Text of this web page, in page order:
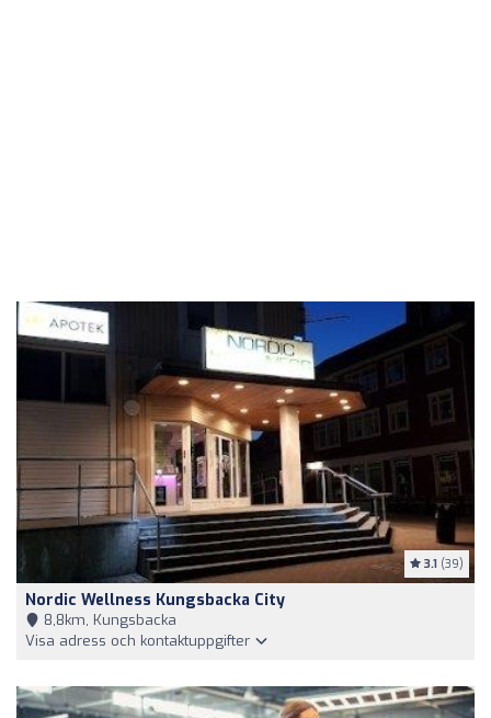
3.1 (39)
Nordic Wellness Kungsbacka City
8,8km, Kungsbacka
Visa adress och kontaktuppgifter